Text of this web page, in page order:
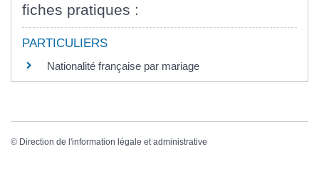
fiches pratiques :
PARTICULIERS
Nationalité française par mariage
© Direction de l'information légale et administrative